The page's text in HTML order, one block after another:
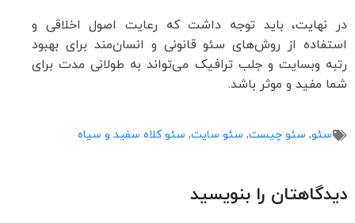
در نهایت، باید توجه داشت که رعایت اصول اخلاقی و
استفاده از روش‌های سئو قانونی و انسان‌مند برای بهبود
رتبه وبسایت و جلب ترافیک می‌تواند به طولانی مدت برای
شما مفید و موثر باشد.
سئو, سئو چیست, سئو سایت, سئو کلاه سفید و سیاه
دیدگاهتان را بنویسید